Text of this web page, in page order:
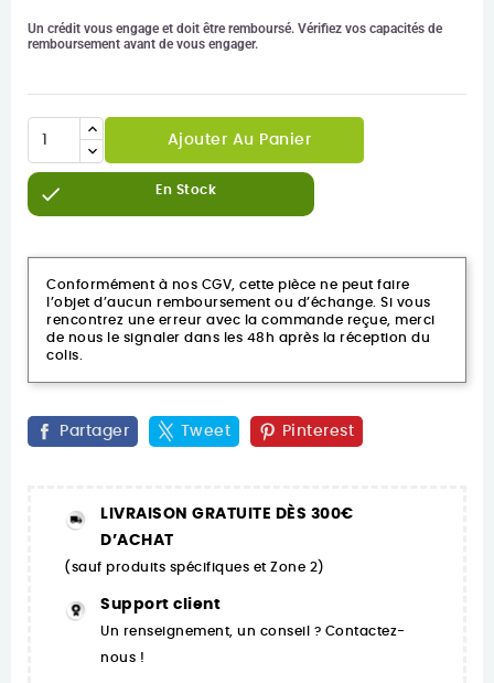
Un crédit vous engage et doit être remboursé. Vérifiez vos capacités de
remboursement avant de vous engager.
Ajouter Au Panier
 En Stock
Conformément à nos CGV, cette pièce ne peut faire
l’objet d’aucun remboursement ou d’échange. Si vous
rencontrez une erreur avec la commande reçue, merci
de nous le signaler dans les 48h après la réception du
colis.
Partager Tweet Pinterest
LIVRAISON GRATUITE DÈS 300€
D’ACHAT
(sauf produits spécifiques et Zone 2)
Support client
Un renseignement, un conseil ? Contactez-
nous !